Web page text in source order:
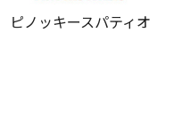
ピノッキースパティオ